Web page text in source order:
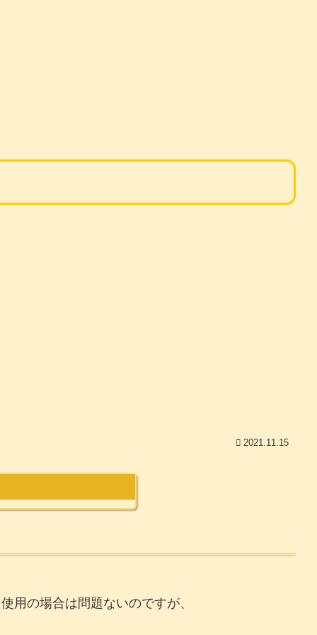
2021.11.15
用の場合は問題ないのですが、